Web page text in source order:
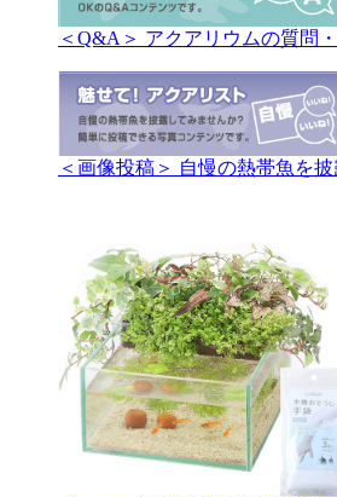
＜Q&A＞ アクアリウムの質問
＜画像投稿＞ 自慢の熱帯魚を披